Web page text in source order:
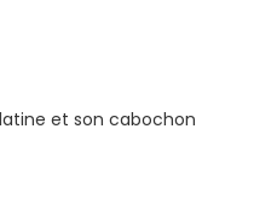
et son cabochon